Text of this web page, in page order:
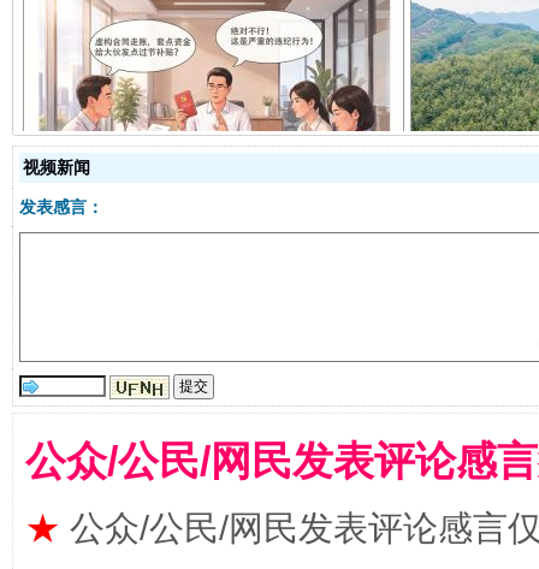
揭开“小金库”的免责幌子
受贿1.44亿！段成刚被判无期 从幼
视频新闻
发表感言：
公众/公民/网民发表评论感
★ 公众/公民/网民发表评论感言